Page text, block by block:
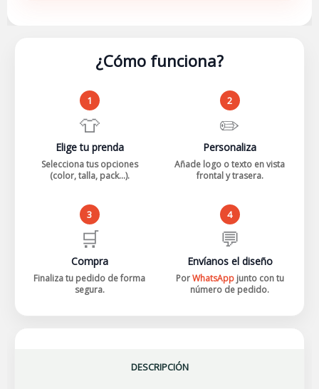
¿Cómo funciona?
1
👕
Elige tu prenda
Selecciona tus opciones
(color, talla, pack...).
2
✏️
Personaliza
Añade logo o texto en vista
frontal y trasera.
3
🛒
Compra
Finaliza tu pedido de forma
segura.
4
💬
Envíanos el diseño
PorWhatsApp junto con tu
número de pedido.
DESCRIPCIÓN